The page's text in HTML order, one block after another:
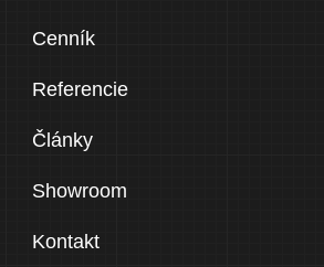
Cenník
Referencie
Články
Showroom
Kontakt